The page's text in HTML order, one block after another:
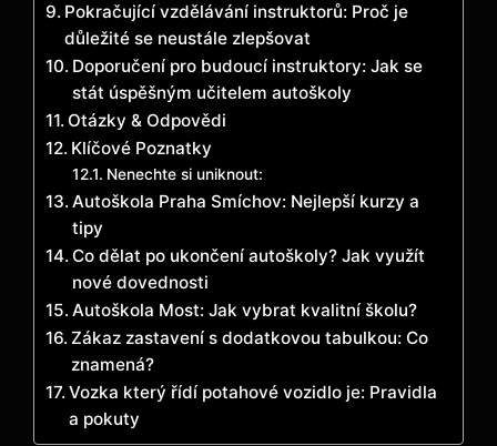
Pokračující vzdělávání instruktorů: Proč je
důležité se neustále zlepšovat
Doporučení pro budoucí instruktory: Jak se
stát úspěšným učitelem autoškoly
Otázky & Odpovědi
Klíčové Poznatky
Nenechte si uniknout:
Autoškola Praha Smíchov: Nejlepší kurzy a
tipy
Co dělat po ukončení autoškoly? Jak využít
nové dovednosti
Autoškola Most: Jak vybrat kvalitní školu?
Zákaz zastavení s dodatkovou tabulkou: Co
znamená?
Vozka který řídí potahové vozidlo je: Pravidla
a pokuty